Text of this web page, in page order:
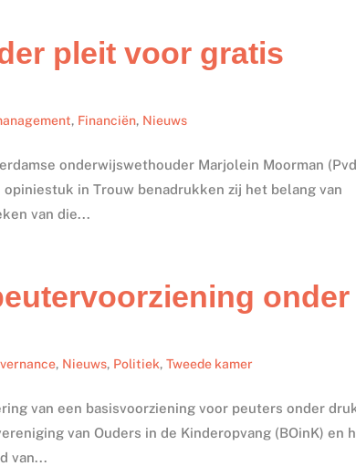
pleit voor gratis
, Financiën, Nieuws
onderwijswethouder Marjolein Moorman
in Trouw benadrukken zij het belang van
van die...
onder
, Nieuws, Politiek,Tweede kamer
van een basisvoorziening voor peuters onder
van Ouders in de Kinderopvang (BOinK) en
van...